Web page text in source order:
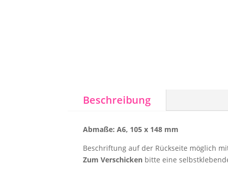
Beschreibung
Abmaße: A6, 105 x 148 mm
Beschriftung auf der Rückseite möglich
Zum Verschicken bitte eine